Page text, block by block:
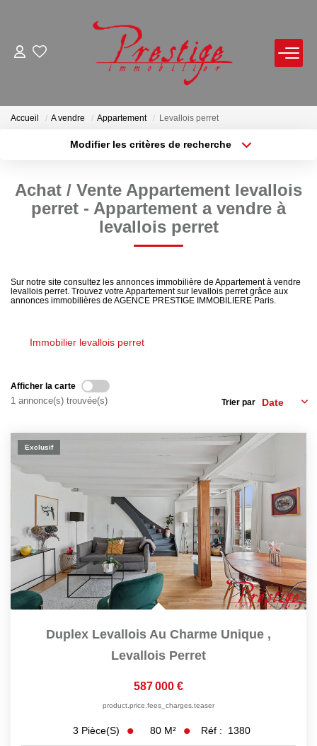
ACHETER
LOUER
Avis De Valeur Sur Rendez-Vous
Estimation En Ligne
Biens Vendus
NOTRE AGENCE
Nos Témoignages
Accueil A vendre Appartement Levallois perret
Modifier les critères de recherche
Budget max
Plus de critères Créer une alerte
Achat / Vente Appartement levallois
perret - Appartement a vendre à
levallois perret
Sur notre site consultez les annonces immobilière de Appartement à vendre
levallois perret. Trouvez votre Appartement sur levallois perret grâce aux
annonces immobilières de AGENCE PRESTIGE IMMOBILIERE Paris.
Immobilier levallois perret
Afficher la carte
1 annonce(s) trouvée(s) Trier par
Exclusif
Duplex Levallois Au Charme Unique ,
Levallois Perret
587 000 €
product.price.fees_charges.teaser
3 Pièce(s) 80 M² Réf : 1380